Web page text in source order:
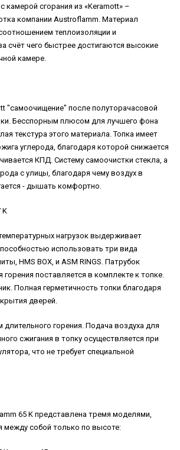
камерой сгорания из «Keramott» –
компании Austroflamm. Материал
теплоизоляции и
счёт чего быстрее достигаются высокие
камере.
"самоочищение" после полуторачасовой
Бесспорным плюсом для лучшего фона
текстура этого материала. Топка имеет
углерода, благодаря которой снижается
КПД. Систему самоочистки стекла, а
с улицы, благодаря чему воздух в
- дышать комфортно.
нагрузок выдерживает
использовать три вида
HMS BOX, и ASM RINGS. Патрубок
поставляется в комплекте к топке.
Полная герметичность топки благодаря
дверей.
горения. Подача воздуха для
сжигания в топку осуществляется при
что не требует специальной
65 K представлена тремя моделями,
между собой только по высоте: